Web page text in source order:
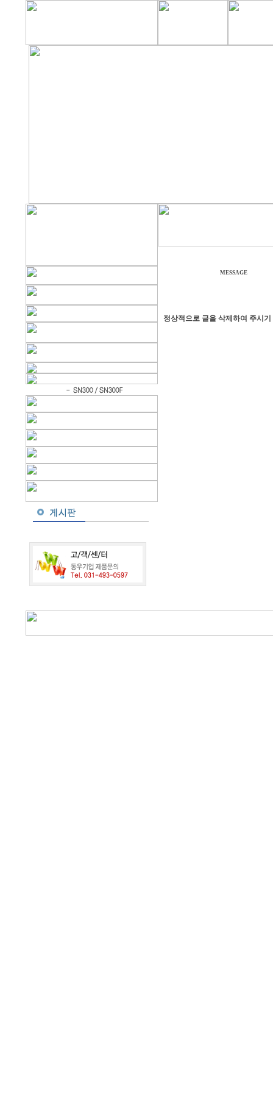
MESSAGE
정상적으로 글을 삭제하여 주시